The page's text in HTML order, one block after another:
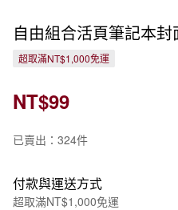
自由組合活頁筆記本
超取滿NT$1,000免運
NT$99
已賣出：324件
付款與運送方式
超取滿NT$1,000免運